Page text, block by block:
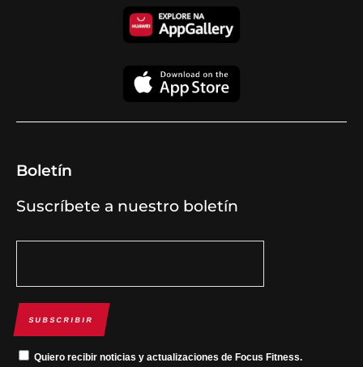
Boletín
Suscríbete a nuestro boletín
SUBSCRIBIR
Quiero recibir noticias y actualizaciones de Focus Fitness.